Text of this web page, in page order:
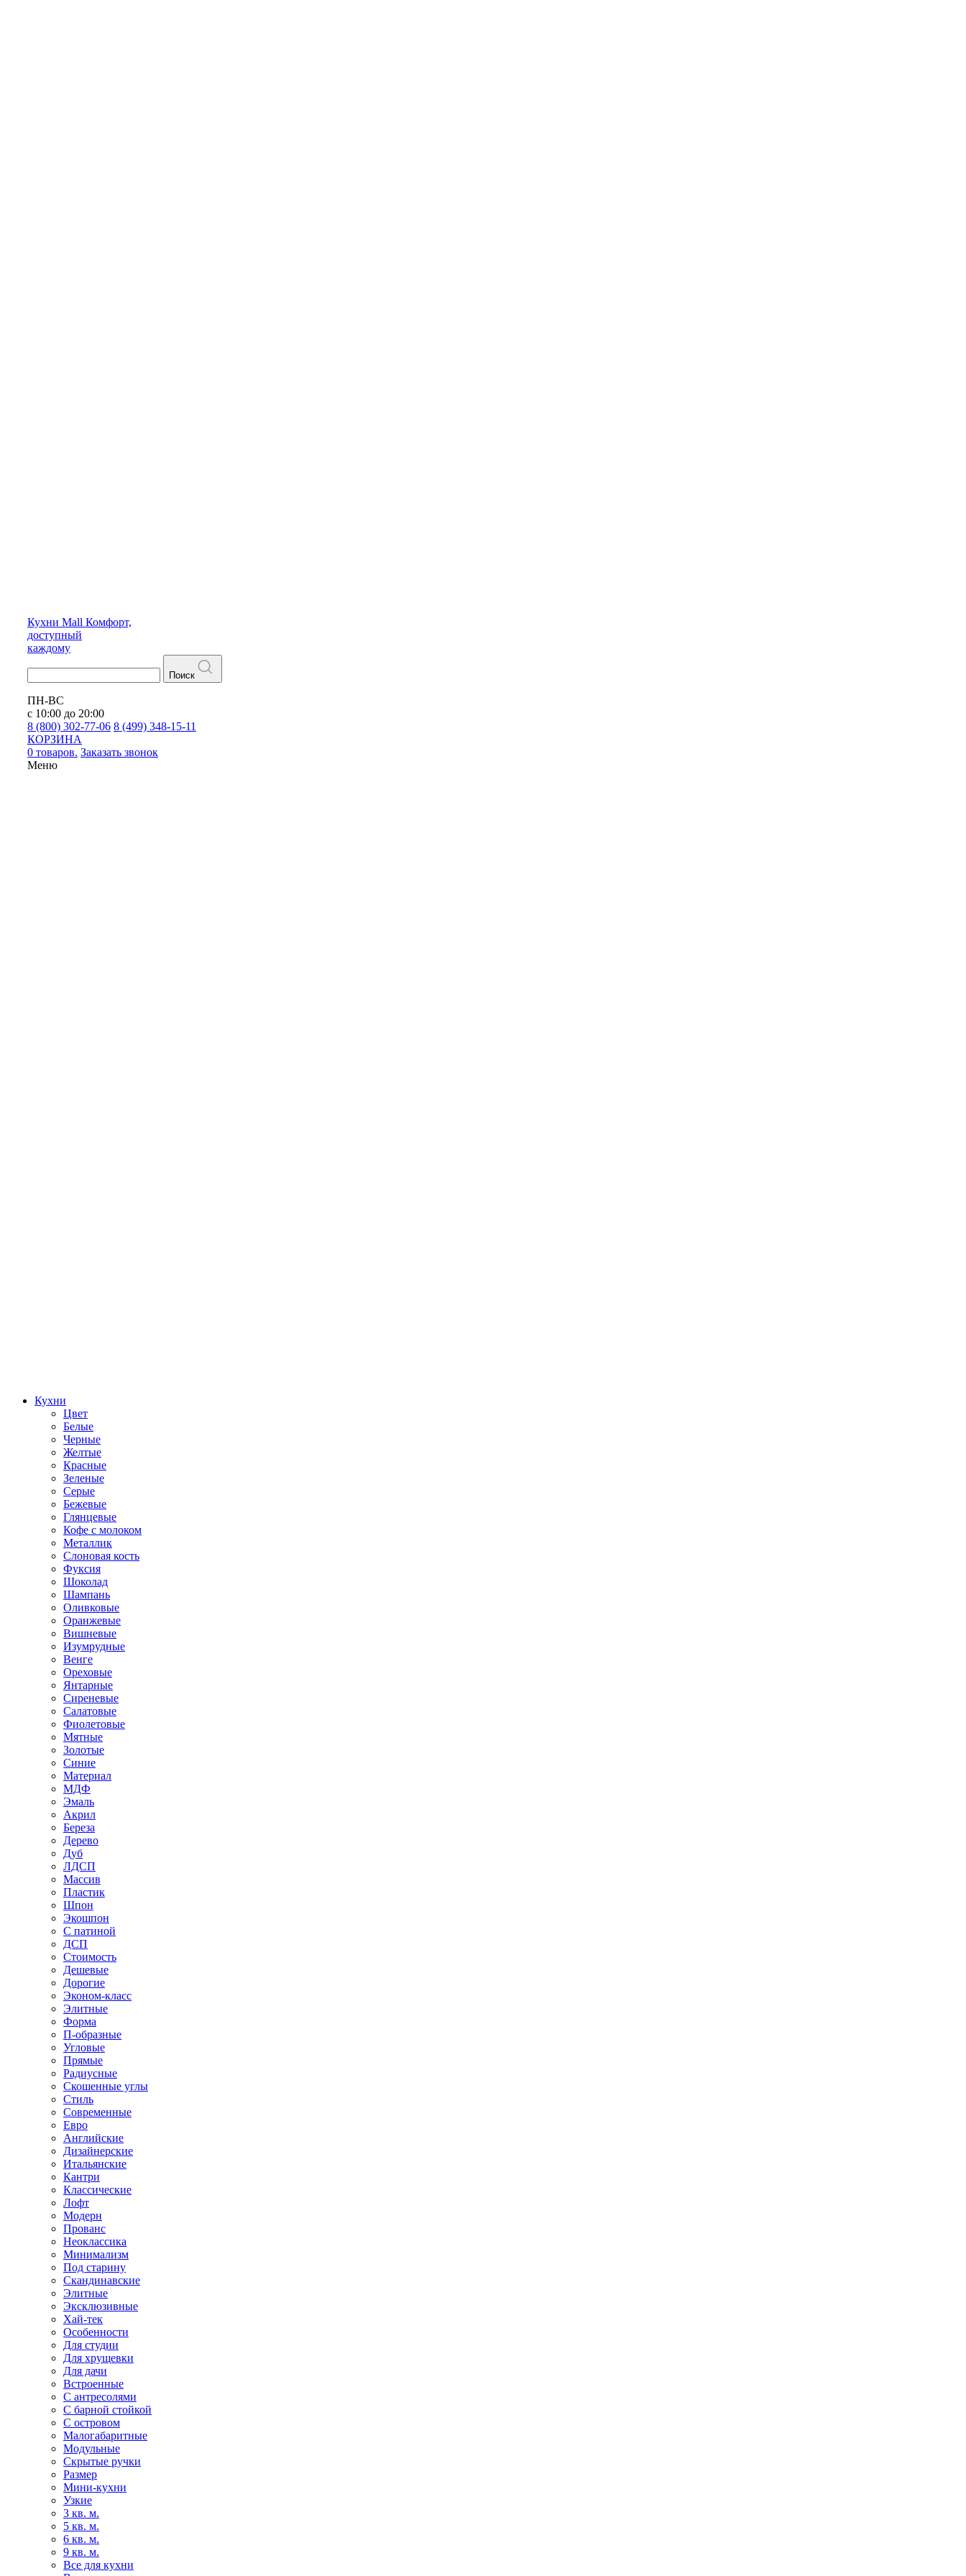
Кухни Mall Комфорт,
доступный
каждому
Поиск
ПН-ВС
с 10:00 до 20:00
8 (800) 302-77-06 8 (499) 348-15-11
КОРЗИНА
0 товаров. Заказать звонок
Меню
Кухни
Цвет
Белые
Черные
Желтые
Красные
Зеленые
Серые
Бежевые
Глянцевые
Кофе с молоком
Металлик
Слоновая кость
Фуксия
Шоколад
Шампань
Оливковые
Оранжевые
Вишневые
Изумрудные
Венге
Ореховые
Янтарные
Сиреневые
Салатовые
Фиолетовые
Мятные
Золотые
Синие
Материал
МДФ
Эмаль
Акрил
Береза
Дерево
Дуб
ЛДСП
Массив
Пластик
Шпон
Экошпон
С патиной
ДСП
Стоимость
Дешевые
Дорогие
Эконом-класс
Элитные
Форма
П-образные
Угловые
Прямые
Радиусные
Скошенные углы
Стиль
Современные
Евро
Английские
Дизайнерские
Итальянские
Кантри
Классические
Лофт
Модерн
Прованс
Неоклассика
Минимализм
Под старину
Скандинавские
Элитные
Эксклюзивные
Хай-тек
Особенности
Для студии
Для хрущевки
Для дачи
Встроенные
С антресолями
С барной стойкой
С островом
Малогабаритные
Модульные
Скрытые ручки
Размер
Мини-кухни
Узкие
3 кв. м.
5 кв. м.
6 кв. м.
9 кв. м.
Все для кухни